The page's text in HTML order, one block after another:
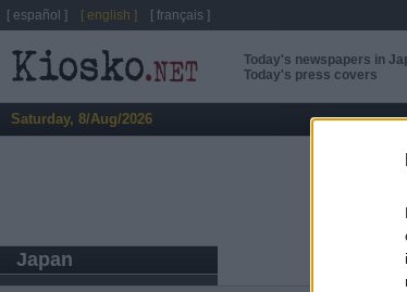
Today's newspapers in
Today's press covers
Saturday, 8/Aug/2026
Japan
[ español ] [ english ] [ français ]